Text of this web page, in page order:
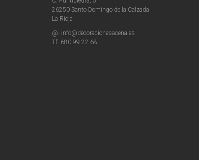
26250 Santo Domingo de la Calzada
La Rioja
@. info@decoracionesacena.es
Tf. 680 99 22 68